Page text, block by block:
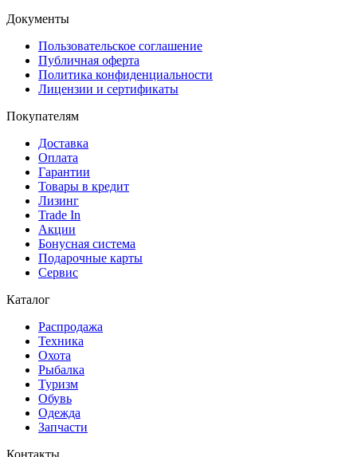
Документы
Пользовательское соглашение
Публичная оферта
Политика конфиденциальности
Лицензии и сертификаты
Покупателям
Доставка
Оплата
Гарантии
Товары в кредит
Лизинг
Trade In
Акции
Бонусная система
Подарочные карты
Сервис
Каталог
Распродажа
Техника
Охота
Рыбалка
Туризм
Обувь
Одежда
Запчасти